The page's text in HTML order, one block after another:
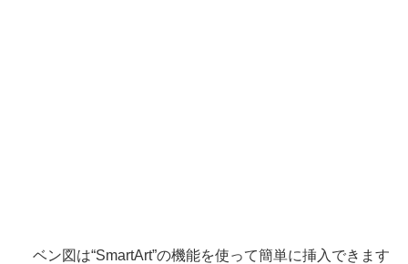
ベン図は“SmartArt”の機能を使って簡単に挿入できます